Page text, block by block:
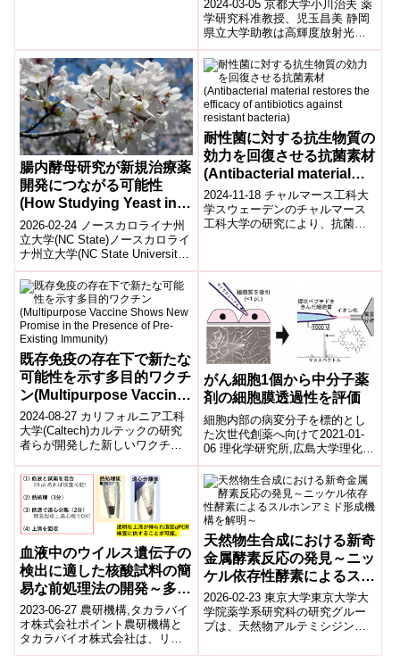
2024-03-05 京都大学小川治夫 薬
学研究科准教授、児玉昌美 静岡
県立大学助教は高輝度放射光施
設SPring-8を利用したX線結晶解
析により、「心房性ナト...
腸内酵母研究が新規治療薬
開発につながる可能性
(How Studying Yeast in
the Gut Could Lead to
New, Better Drugs)
2026-02-24 ノースカロライナ州
立大学(NC State)ノースカロライ
ナ州立大学(NC State University)
の研究チームは、腸内で機能
す...
耐性菌に対する抗生物質の
効力を回復させる抗菌素材
(Antibacterial material
restores the efficacy of
antibiotics against
resistant bacteria)
2024-11-18 チャルマース工科大
学スウェーデンのチャルマース
工科大学の研究により、抗菌ペ
既存免疫の存在下で新たな
可能性を示す多目的ワクチ
ン(Multipurpose Vaccine
Shows New Promise in
the Presence of Pre-
Existing Immunity)
2024-08-27 カリフォルニア工科
大学(Caltech)カルテックの研究
者らが開発した新しいワクチン
ある場合でも複数のサル...
がん細胞1個から中分子薬
剤の細胞膜透過性を評価
細胞内部の病変分子を標的とし
た次世代創薬へ向けて2021-01-
06 理化学研究所,広島大学理化学
研究所(理研)生命機能科学研究セ
ンター 一細胞質量分析研究チ
ー...
血液中のウイルス遺伝子の
検出に適した核酸試料の簡
易な前処理法の開発～多様
な試料を用いた迅速で効率
的な遺伝子検査を可能に～
2023-06-27 農研機構,タカラバイ
オ株式会社ポイント農研機構と
タカラバイオ株式会社は、リア
ルタイムPCR法1)でのウイルス
天然物生合成における新奇
金属酵素反応の発見～ニッ
ケル依存性酵素によるスル
ホンアミド形成機構を解明
～
2026-02-23 東京大学東京大学大
学院薬学系研究科の研究グルー
プは、天然物アルテミシジン生
と反応機構を解明した。X線結晶